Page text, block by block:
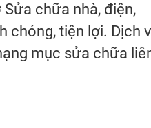
Sửa chữa nhà, điện,
chóng, tiện lợi. Dịch
mục sửa chữa